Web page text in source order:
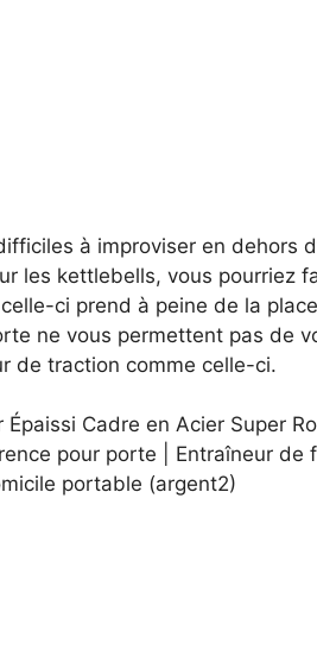
à improviser en dehors
les kettlebells, vous pourriez
ci prend à peine de la
ne vous permettent pas de
de traction comme celle-ci.
Cadre en Acier Super
pour porte | Entraîneur de
portable (argent2)